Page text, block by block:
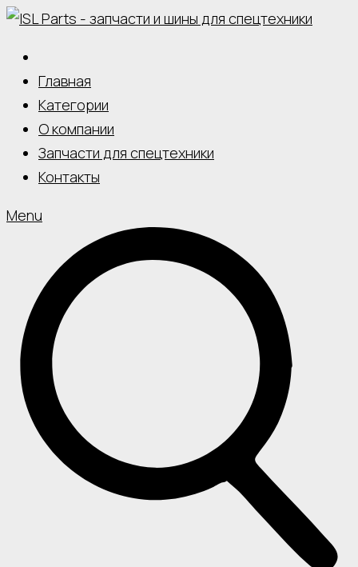
Skip
content
Главная
Категории
О компании
Запчасти для спецтехники
Контакты
Menu